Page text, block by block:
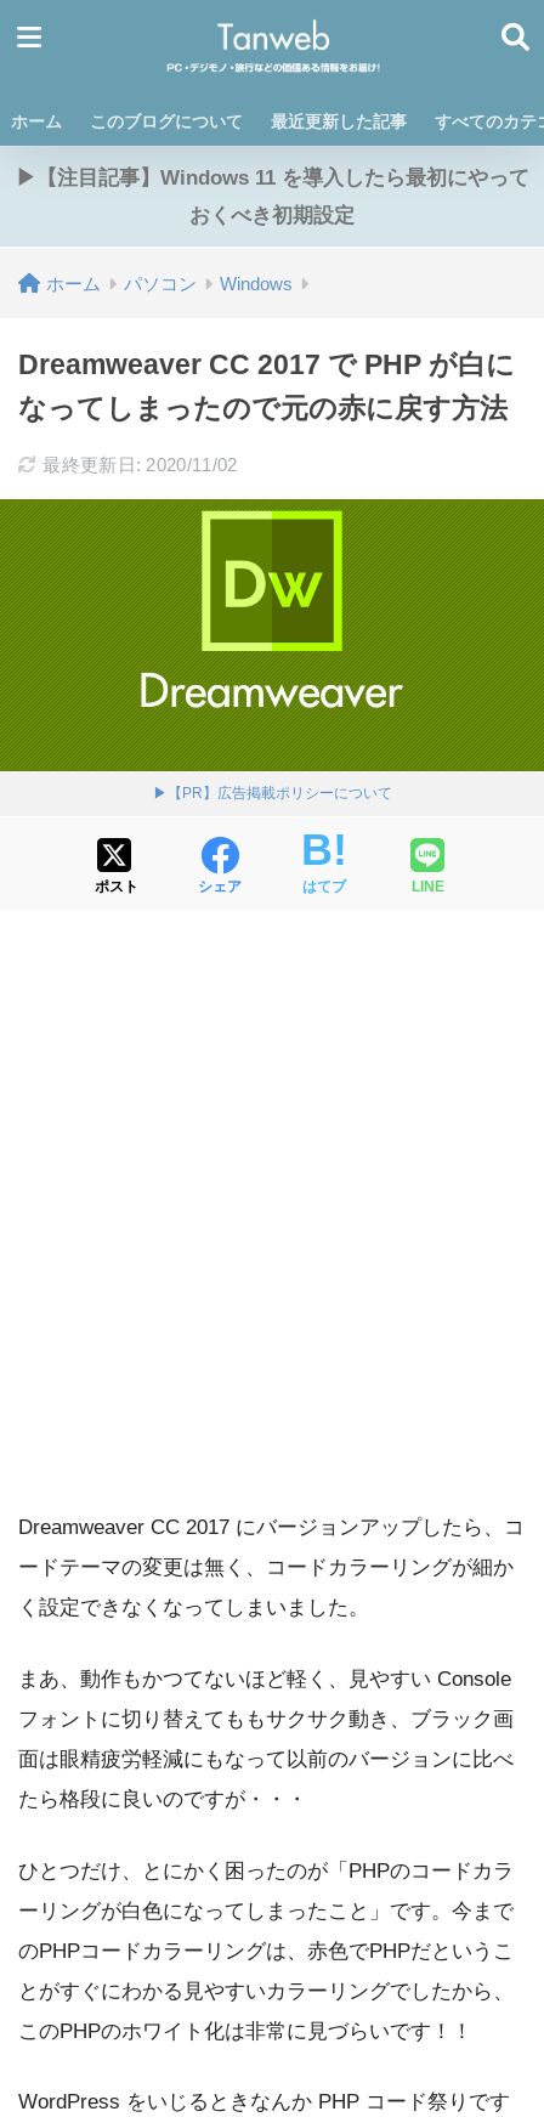
ホーム このブログについて 最近更新した記事 すべてのカテ
▶【注目記事】Windows 11 を導入したら最初にやって
おくべき初期設定
ホーム パソコン Windows
Dreamweaver CC 2017 で PHP が白に
なってしまったので元の赤に戻す方法
最終更新日: 2020/11/02
▶【PR】広告掲載ポリシーについて
ポスト シェア はてブ LINE
Dreamweaver CC 2017 にバージョンアップしたら、コ
ードテーマの変更は無く、コードカラーリングが細か
く設定できなくなってしまいました。
まあ、動作もかつてないほど軽く、見やすい Console
フォントに切り替えてももサクサク動き、ブラック画
面は眼精疲労軽減にもなって以前のバージョンに比べ
たら格段に良いのですが・・・
ひとつだけ、とにかく困ったのが「PHPのコードカラ
ーリングが白色になってしまったこと」です。今まで
のPHPコードカラーリングは、赤色でPHPだというこ
とがすぐにわかる見やすいカラーリングでしたから、
このPHPのホワイト化は非常に見づらいです！！
WordPress をいじるときなんか PHP コード祭りです